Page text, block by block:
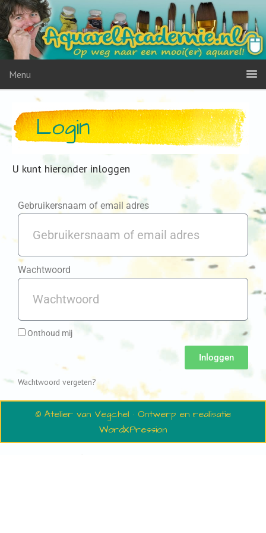
Menu
Login
U kunt hieronder inloggen
Gebruikersnaam of email adres
Wachtwoord
Onthoud mij
Inloggen
Wachtwoord vergeten?
© Atelier van Vegchel · Ontwerp en realisatie
WordXPression